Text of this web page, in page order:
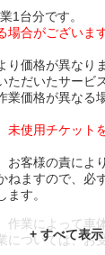
1台分です。
合がございま
価格が異なり
だいたサービ
業価格が異なる
使用チケット
客様の責によ
ねますので、必
す。
業によって車
については、お